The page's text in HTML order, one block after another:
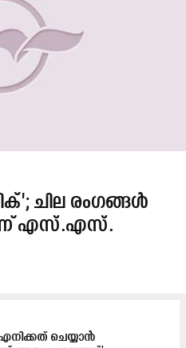
ചില രംഗങ്ങൾ
എസ്.എസ്.
ചെയ്യാൻ